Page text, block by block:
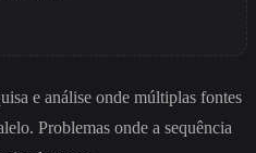
e análise onde múltiplas fontes
Problemas onde a sequência